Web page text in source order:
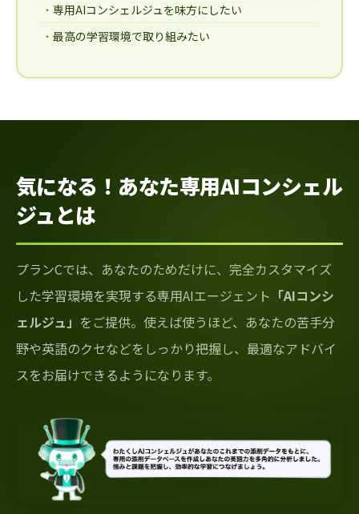
専用AIコンシェルジュを味方にしたい
最高の学習環境で取り組みたい
気になる！あなた専用AIコンシェル
ジュとは
プランCでは、あなたのためだけに、完全カスタマイズ
した学習環境を実現する専用AIエージェント 「AIコンシ
ェルジュ」 をご提供。使えば使うほど、あなたの苦手分
野や英語のクセなどをしっかり把握し、最適なアドバイ
スをお届けできるようになります。